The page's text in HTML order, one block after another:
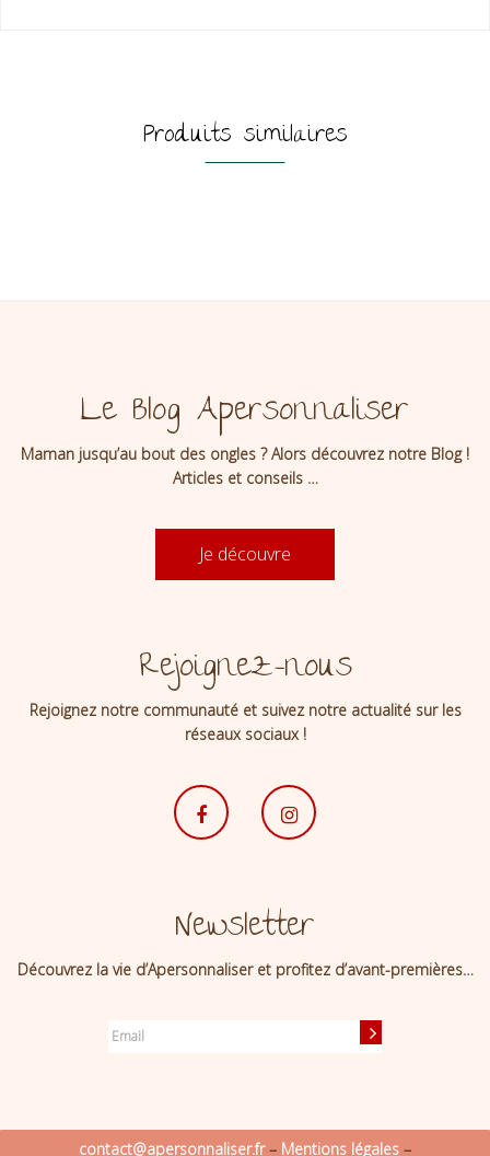
Produits similaires
Le Blog Apersonnaliser
Maman jusqu’au bout des ongles ? Alors découvrez notre Blog !
Articles et conseils …
Je découvre
Rejoignez-nous
Rejoignez notre communauté et suivez notre actualité sur les
réseaux sociaux !
Newsletter
Découvrez la vie d’Apersonnaliser et profitez d’avant-premières…
contact@apersonnaliser.fr– Mentions légales –